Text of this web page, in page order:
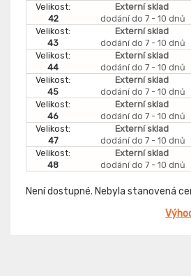
Velikost:
42
Externí sklad
dodání do 7 - 10 dnů
Velikost:
43
Externí sklad
dodání do 7 - 10 dnů
Velikost:
44
Externí sklad
dodání do 7 - 10 dnů
Velikost:
45
Externí sklad
dodání do 7 - 10 dnů
Velikost:
46
Externí sklad
dodání do 7 - 10 dnů
Velikost:
47
Externí sklad
dodání do 7 - 10 dnů
Velikost:
48
Externí sklad
dodání do 7 - 10 dnů
Není dostupné. Nebyla stanovená